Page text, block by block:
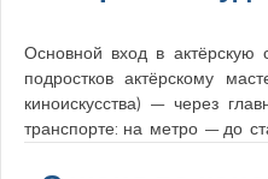
Основной вход в актёрскую
подростков актёрскому
киноискусства) — через
транспорте: на метро — до